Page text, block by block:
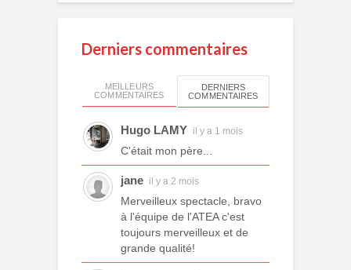
Derniers commentaires
MEILLEURS
COMMENTAIRES
DERNIERS
COMMENTAIRES
Hugo LAMY il y a 1 mois
C'était mon père...
jane il y a 2 mois
Merveilleux spectacle, bravo
à l'équipe de l'ATEA c'est
toujours merveilleux et de
grande qualité!